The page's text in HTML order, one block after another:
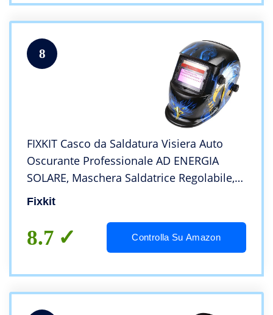
8
FIXKIT Casco da Saldatura Visiera Auto
Oscurante Professionale AD ENERGIA
SOLARE, Maschera Saldatrice Regolabile,
Maschera da Saldatore Protezione Viso
Fixkit
8.7 Controlla Su Amazon